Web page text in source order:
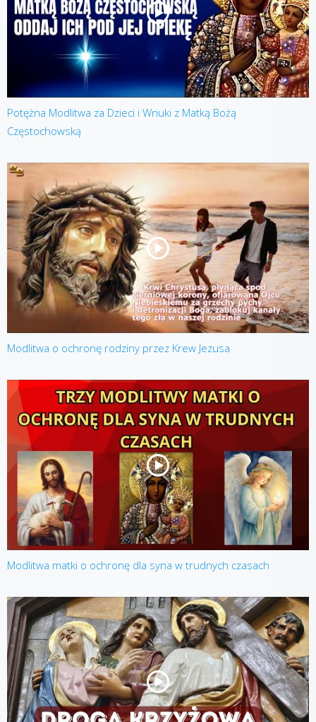
Potężna Modlitwa za Dzieci i Wnuki z Matką Bożą
Częstochowską
Modlitwa o ochronę rodziny przez Krew Jezusa
Modlitwa matki o ochronę dla syna w trudnych czasach